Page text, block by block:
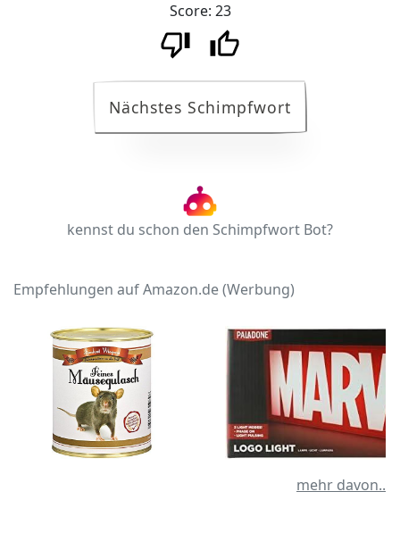
Score: 23
Nächstes Schimpfwort
kennst du schon den Schimpfwort Bot?
Empfehlungen auf Amazon.de (Werbung)
mehr davon..